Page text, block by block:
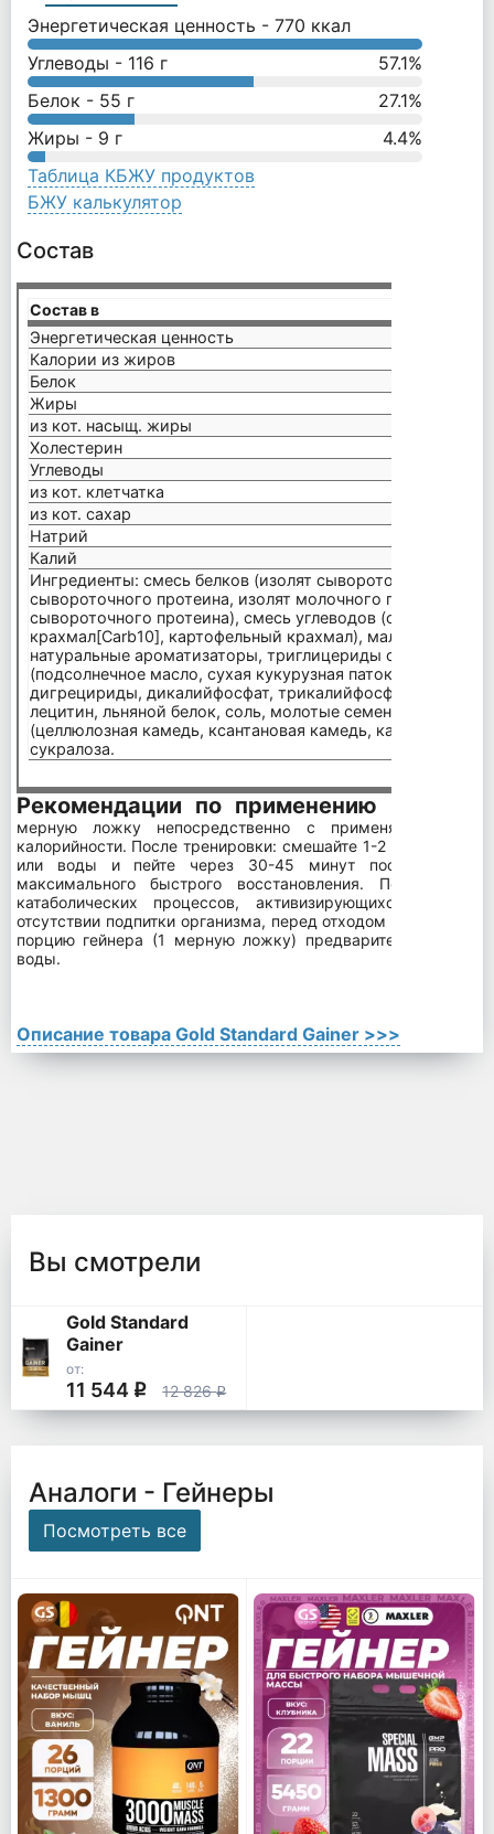
Энергетическая ценность - 770 ккал
Углеводы - 116 г 57.1%
Белок - 55 г 27.1%
Жиры - 9 г 4.4%
Таблица КБЖУ продуктов
БЖУ калькулятор
Состав
Состав в
Энергетическая ценность
Калории из жиров
Белок
Жиры
из кот. насыщ. жиры
Холестерин
Углеводы
из кот. клетчатка
из кот. сахар
Натрий
Калий
Ингредиенты: смесь белков (изолят сывороточного
сывороточного протеина, изолят молочного протеина,
сывороточного протеина), смесь углеводов (овсяная
крахмал[Carb10], картофельный крахмал),
натуральные ароматизаторы, триглицериды средней
(подсолнечное масло, сухая кукурузная патока,
дигрецириды, дикалийфосфат, трикалийфосфат, соевый
лецитин, льняной белок, соль, молотые семена чиа,
(целлюлозная камедь, ксантановая камедь, каррагинан),
сукралоза.
Рекомендации по применению
мерную ложку непосредственно с применяемой
калорийности. После тренировки: смешайте 1-2 мерных
или воды и пейте через 30-45 минут после
максимального быстрого восстановления. Перед
катаболических процессов, активизирующихся во
отсутствии подпитки организма, перед отходом ко сну за
порцию гейнера (1 мерную ложку) предварительно
воды.
Описание товара Gold Standard Gainer >>>
Вы смотрели
Gold Standard
Gainer
от:
11 544 q 12 826q
Аналоги - Гейнеры
Посмотреть все